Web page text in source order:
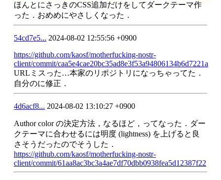
ほんとにさっきのCSS追加だけをしてダークテーマ作
った．おめめにやさしくなった．
54cd7e5... 2024-08-02 12:55:56 +0900
https://github.com/kaosf/motherfucking-nostr-
client/commit/caa5e4cae20bc35ad8e3f53a94806134b6d7221a
URLミスった…本家のリポジトリになっちゃってた．
自分のに修正．
4d6acf8... 2024-08-02 13:10:27 +0900
Author color の決定方法，なるほど，ってなった．ダー
クテーマに合わせるには明度 (lightness) を上げると良
さそうだったのでそうした．
https://github.com/kaosf/motherfucking-nostr-
client/commit/61aa8ac3bc3a4ae7df70dbb0938fea5d12387f22